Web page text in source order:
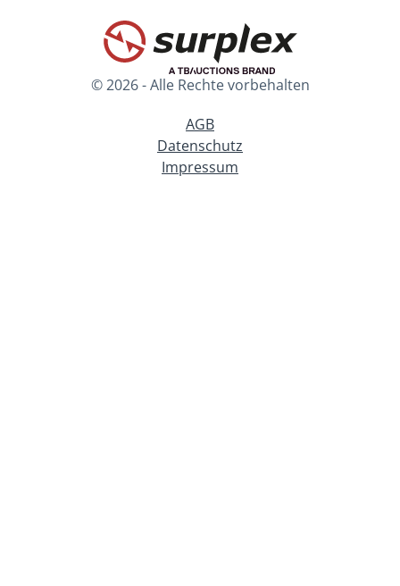
© 2026 - Alle Rechte vorbehalten
AGB
Datenschutz
Impressum